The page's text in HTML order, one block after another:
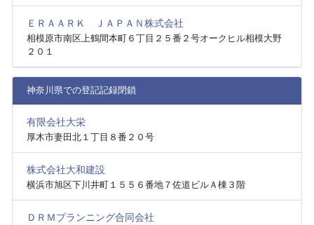
ＥＲＡＡＲＫ ＪＡＰＡＮ株式会社
相模原市南区上鶴間本町６丁目２５番２号オークヒル相模大野
２０１
神奈川県での登記記録閉鎖
有限会社大栄
厚木市妻田北１丁目８番２０号
株式会社大和建設
横浜市旭区下川井町１５５６番地７佐道ビルＡ棟３階
ＤＲＭプランニング合同会社